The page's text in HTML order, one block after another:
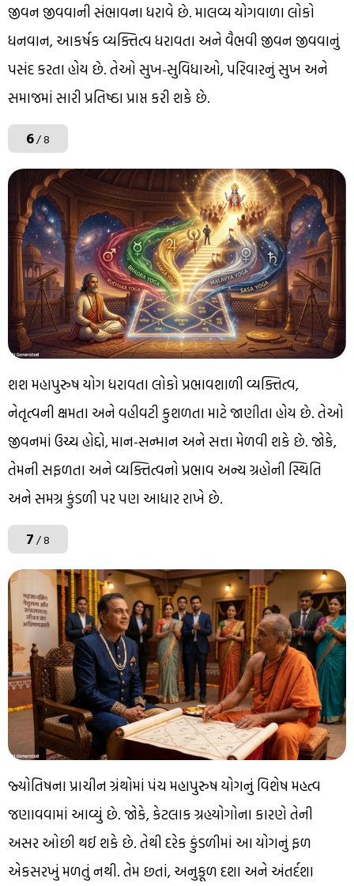
જીવન જીવવાની સંભાવના ધરાવે છે. માલવ્ય યોગવાળા લોકો
ધનવાન, આકર્ષક વ્યક્તિત્વ ધરાવતા અને વૈભવી જીવન જીવવાનું
પસંદ કરતા હોય છે. તેઓ સુખ-સુવિધાઓ, પરિવારનું સુખ અને
સમાજમાં સારી પ્રતિષ્ઠા પ્રાપ્ત કરી શકે છે.
6/ 8
શશ મહાપુરુષ યોગ ધરાવતા લોકો પ્રભાવશાળી વ્યક્તિત્વ,
નેતૃત્વની ક્ષમતા અને વહીવટી કુશળતા માટે જાણીતા હોય છે. તેઓ
જીવનમાં ઉચ્ચ હોદ્દો, માન-સન્માન અને સત્તા મેળવી શકે છે. જોકે,
તેમની સફળતા અને વ્યક્તિત્વનો પ્રભાવ અન્ય ગ્રહોની સ્થિતિ
અને સમગ્ર કુંડળી પર પણ આધાર રાખે છે.
7/ 8
જ્યોતિષના પ્રાચીન ગ્રંથોમાં પંચ મહાપુરુષ યોગનું વિશેષ મહત્વ
જણાવવામાં આવ્યું છે. જોકે, કેટલાક ગ્રહયોગોના કારણે તેની
અસર ઓછી થઈ શકે છે. તેથી દરેક કુંડળીમાં આ યોગનું ફળ
એકસરખું મળતું નથી. તેમ છતાં, અનુકૂળ દશા અને અંતર્દશા